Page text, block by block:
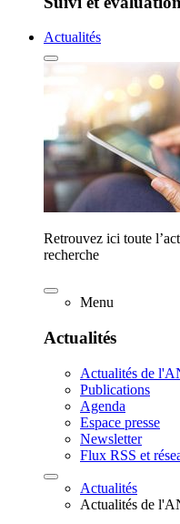
Actualités
Retrouvez ici toute
recherche
Menu
Actualités
Actualités de
Publications
Agenda
Espace presse
Newsletter
Flux RSS et
Actualités
Actualités de